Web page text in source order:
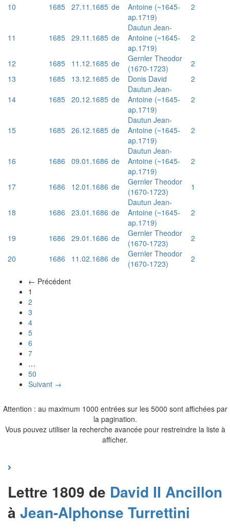
10 1685 27.11.1685 de
Antoine (~1645-
ap.1719)
2
11 1685 29.11.1685 de
Dautun Jean-
Antoine (~1645-
ap.1719)
2
12 1685 11.12.1685 de
Gernler Theodor
(1670-1723)
2
13
1685 13.12.1685 de Donis David
2
14
1685 20.12.1685 de
Dautun Jean-
Antoine (~1645-
ap.1719)
2
15 1685 26.12.1685 de
Dautun Jean-
Antoine (~1645-
ap.1719)
2
16 1686 09.01.1686 de
Dautun Jean-
Antoine (~1645-
ap.1719)
2
17 1686 12.01.1686 de
Gernler Theodor
(1670-1723)
1
18 1686 23.01.1686 de
Dautun Jean-
Antoine (~1645-
ap.1719)
2
19 1686 29.01.1686 de
Gernler Theodor
(1670-1723)
2
20
1686 11.02.1686 de
Gernler Theodor
(1670-1723)
2
← Précédent
1
2
3
4
5
6
7
…
50
Suivant →
Attention : au maximum 1000 entrées sur les 5000 sont affichées par
la pagination.
Vous pouvez utiliser la recherche avancée pour restreindre la liste à
afficher.
Lettre 1809 de David II Ancillon
à Jean-Alphonse Turrettini